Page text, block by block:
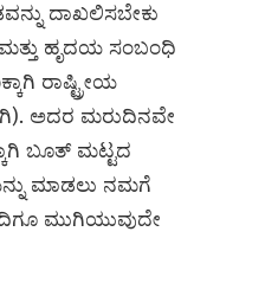
ದಾಖಲಿಸಬೇಕು
ಹೃದಯ ಸಂಬಂಧಿ
ರಾಷ್ಟ್ರೀಯ
ಅದರ ಮರುದಿನವೇ
ಬೂತ್ ಮಟ್ಟದ
ಮಾಡಲು ನಮಗೆ
ಮುಗಿಯುವುದೇ